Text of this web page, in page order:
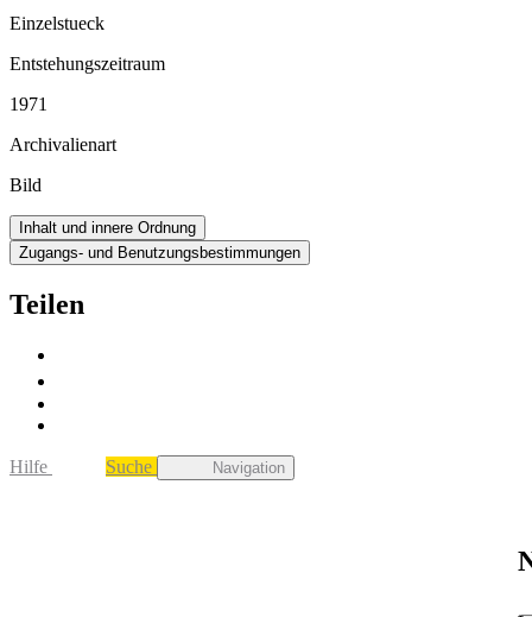
Einzelstueck
Entstehungszeitraum
1971
Archivalienart
Bild
Inhalt und innere Ordnung
Zugangs- und Benutzungsbestimmungen
Teilen
Hilfe Suche Navigation